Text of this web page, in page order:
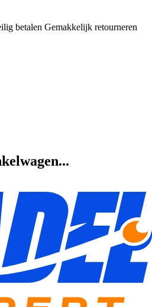
betalen Gemakkelijk retourneren